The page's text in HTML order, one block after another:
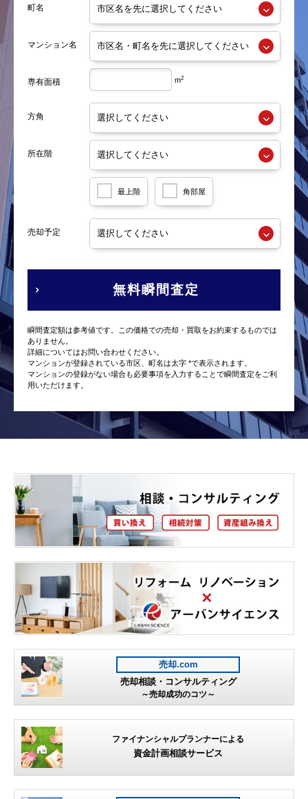
町名
マンション名
専有面積 m2
方角
所在階
最上階 角部屋
売却予定
無料瞬間査定
瞬間査定額は参考値です。この価格での売却・買取をお約束するものでは
ありません。
詳細についてはお問い合わせください。
マンションが登録されている市区、町名は太字 *で表示されます。
マンションの登録がない場合も必要事項を入力することで瞬間査定をご利
用いただけます。
売却.com
売却相談・コンサルティング
～売却成功のコツ～
ファイナンシャルプランナーによる
資金計画相談サービス